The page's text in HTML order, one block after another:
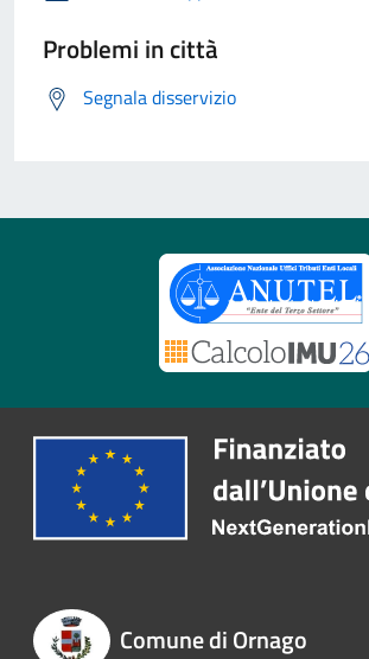
Problemi in città
Segnala disservizio
Comune di Ornago